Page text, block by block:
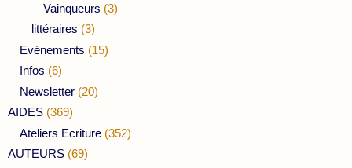
Vainqueurs (3)
littéraires (3)
Evénements (15)
Infos (6)
Newsletter (20)
AIDES (369)
Ateliers Ecriture (352)
AUTEURS (69)